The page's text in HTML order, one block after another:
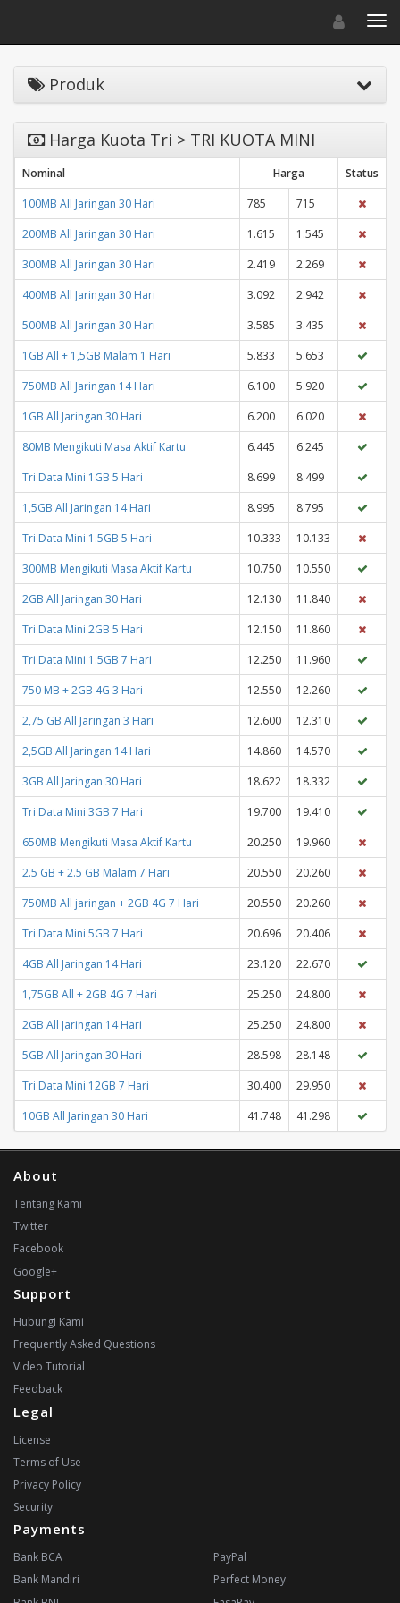
Toggle
Produk
Harga Kuota Tri > TRI KUOTA MINI
Nominal Harga
Status
100MB All Jaringan 30 Hari
785
715
200MB All Jaringan 30 Hari
1.615
1.545
300MB All Jaringan 30 Hari
2.419
2.269
400MB All Jaringan 30 Hari
3.092
2.942
500MB All Jaringan 30 Hari
3.585
3.435
1GB All + 1,5GB Malam 1 Hari
5.833
5.653
750MB All Jaringan 14 Hari
6.100
5.920
1GB All Jaringan 30 Hari
6.200
6.020
80MB Mengikuti Masa Aktif Kartu
6.445
6.245
Tri Data Mini 1GB 5 Hari
8.699
8.499
1,5GB All Jaringan 14 Hari
8.995
8.795
Tri Data Mini 1.5GB 5 Hari
10.333
10.133
300MB Mengikuti Masa Aktif Kartu
10.750
10.550
2GB All Jaringan 30 Hari
12.130
11.840
Tri Data Mini 2GB 5 Hari
12.150
11.860
Tri Data Mini 1.5GB 7 Hari
12.250
11.960
750 MB + 2GB 4G 3 Hari
12.550
12.260
2,75 GB All Jaringan 3 Hari
12.600
12.310
2,5GB All Jaringan 14 Hari
14.860
14.570
3GB All Jaringan 30 Hari
18.622
18.332
Tri Data Mini 3GB 7 Hari
19.700
19.410
650MB Mengikuti Masa Aktif Kartu
20.250
19.960
2.5 GB + 2.5 GB Malam 7 Hari
20.550
20.260
750MB All jaringan + 2GB 4G 7 Hari
20.550
20.260
Tri Data Mini 5GB 7 Hari
20.696
20.406
4GB All Jaringan 14 Hari
23.120
22.670
1,75GB All + 2GB 4G 7 Hari
25.250
24.800
2GB All Jaringan 14 Hari
25.250
24.800
5GB All Jaringan 30 Hari
28.598
28.148
Tri Data Mini 12GB 7 Hari
30.400
29.950
10GB All Jaringan 30 Hari
41.748 41.298
About
Tentang Kami
Twitter
Facebook
Google+
Support
Hubungi Kami
Frequently Asked Questions
Video Tutorial
Feedback
Legal
License
Terms of Use
Privacy Policy
Security
Payments
Bank BCA
Bank Mandiri
PayPal
Perfect Money